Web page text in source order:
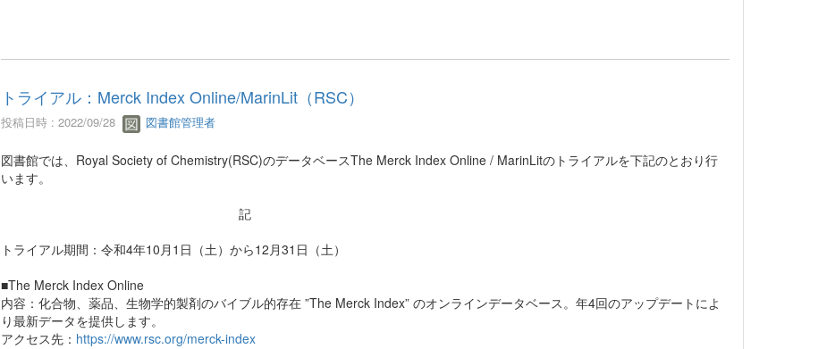
トライアル：Merck Index Online/MarinLit（RSC）
投稿日時 : 2022/09/28 図書館管理者
図書館では、Royal Society of Chemistry(RSC)のデータベースThe Merck Index Online / MarinLitのトライアルを下記のとおり行
います。
記
トライアル期間：令和4年10月1日（土）から12月31日（土）
■The Merck Index Online
内容：化合物、薬品、生物学的製剤のバイブル的存在 ”The Merck Index” のオンラインデータベース。年4回のアップデートによ
り最新データを提供します。
アクセス先： https://www.rsc.org/merck-index